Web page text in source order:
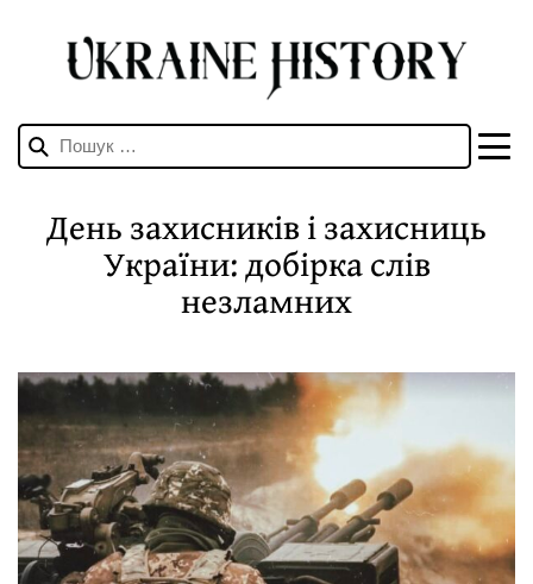
Пошук:
День захисників і захисниць
України: добірка слів
незламних